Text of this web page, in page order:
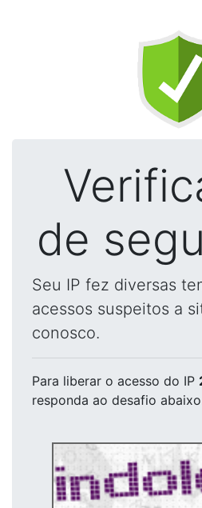
de
Seu IP fez diversas
acessos suspeitos a
conosco.
Para liberar o acesso do IP
responda ao desafio